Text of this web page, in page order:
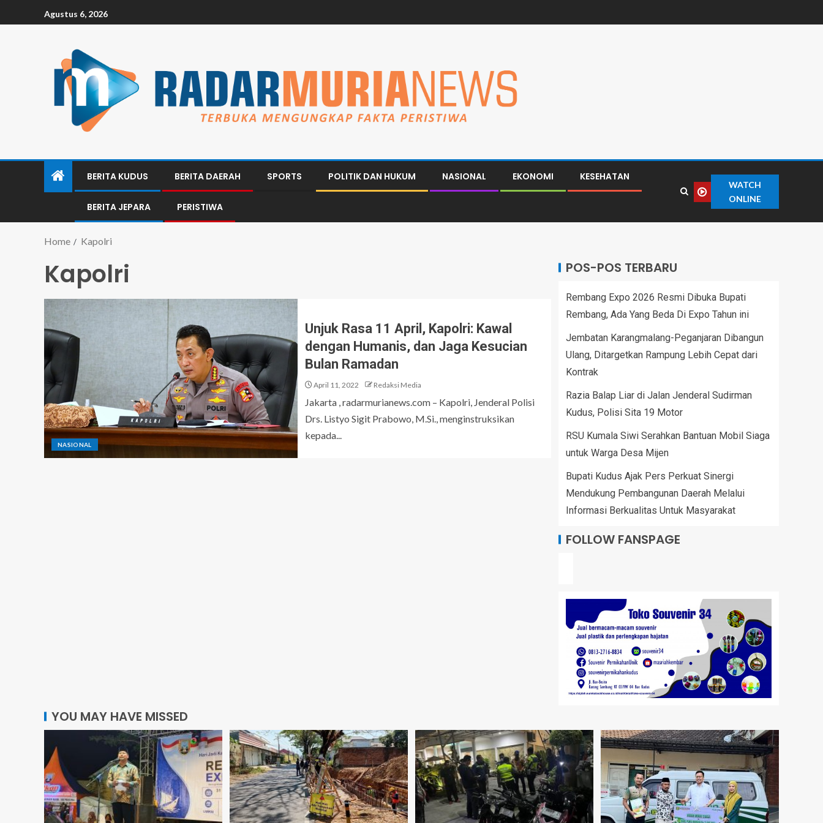
Agustus 6, 2026
BERITA KUDUS BERITA DAERAH SPORTS POLITIK DAN HUKUM NASIONAL EKONOMI KESEHATAN
BERITA JEPARA PERISTIWA
WATCH
ONLINE
Home Kapolri
Kapolri
NASIONAL
Unjuk Rasa 11 April, Kapolri: Kawal
dengan Humanis, dan Jaga Kesucian
Bulan Ramadan
April 11, 2022 Redaksi Media
Jakarta , radarmurianews.com – Kapolri, Jenderal Polisi
Drs. Listyo Sigit Prabowo, M.Si., menginstruksikan
kepada...
POS-POS TERBARU
Rembang Expo 2026 Resmi Dibuka Bupati
Rembang, Ada Yang Beda Di Expo Tahun ini
Jembatan Karangmalang-Peganjaran Dibangun
Ulang, Ditargetkan Rampung Lebih Cepat dari
Kontrak
Razia Balap Liar di Jalan Jenderal Sudirman
Kudus, Polisi Sita 19 Motor
RSU Kumala Siwi Serahkan Bantuan Mobil Siaga
untuk Warga Desa Mijen
Bupati Kudus Ajak Pers Perkuat Sinergi
Mendukung Pembangunan Daerah Melalui
Informasi Berkualitas Untuk Masyarakat
FOLLOW FANSPAGE
YOU MAY HAVE MISSED